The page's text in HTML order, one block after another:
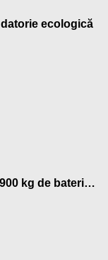
ecologică
Record național la colectarea DEEE: 900 kg de baterii trimise la reciclare de Școala Gimnazială „Anton Pann” Râmnicu Vâlcea